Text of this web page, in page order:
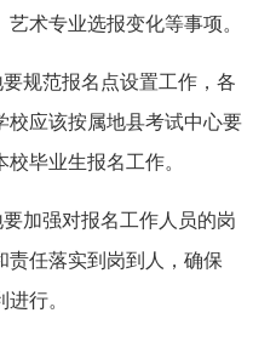
术专业选报变化等事项。
要规范报名点设置工作，各
校应该按属地县考试中心要
毕业生报名工作。
要加强对报名工作人员的岗
责任落实到岗到人，确保
行。